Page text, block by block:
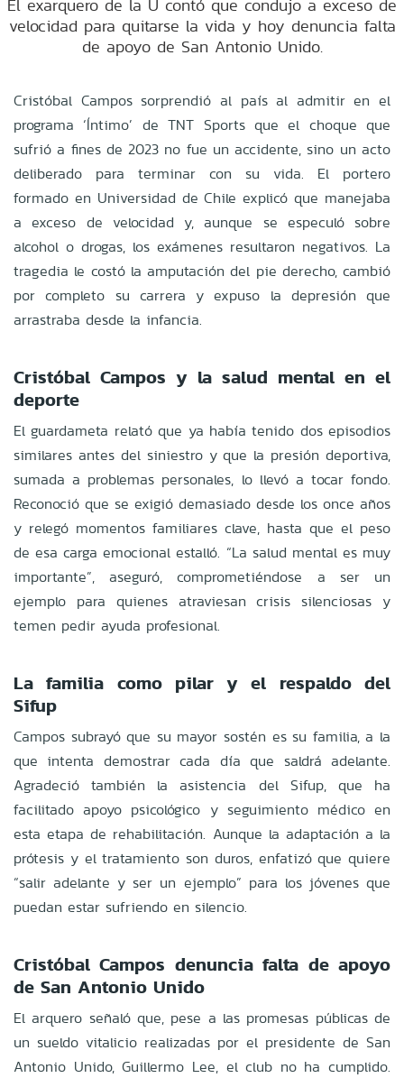
El exarquero de la U contó que condujo a exceso de
velocidad para quitarse la vida y hoy denuncia falta
de apoyo de San Antonio Unido.
Cristóbal Campos sorprendió al país al admitir en el
programa ‘Íntimo’ de TNT Sports que el choque que
sufrió a fines de 2023 no fue un accidente, sino un acto
deliberado para terminar con su vida. El portero
formado en Universidad de Chile explicó que manejaba
a exceso de velocidad y, aunque se especuló sobre
alcohol o drogas, los exámenes resultaron negativos. La
tragedia le costó la amputación del pie derecho, cambió
por completo su carrera y expuso la depresión que
arrastraba desde la infancia.
Cristóbal Campos y la salud mental en el
deporte
El guardameta relató que ya había tenido dos episodios
similares antes del siniestro y que la presión deportiva,
sumada a problemas personales, lo llevó a tocar fondo.
Reconoció que se exigió demasiado desde los once años
y relegó momentos familiares clave, hasta que el peso
de esa carga emocional estalló. “La salud mental es muy
importante”, aseguró, comprometiéndose a ser un
ejemplo para quienes atraviesan crisis silenciosas y
temen pedir ayuda profesional.
La familia como pilar y el respaldo del
Sifup
Campos subrayó que su mayor sostén es su familia, a la
que intenta demostrar cada día que saldrá adelante.
Agradeció también la asistencia del Sifup, que ha
facilitado apoyo psicológico y seguimiento médico en
esta etapa de rehabilitación. Aunque la adaptación a la
prótesis y el tratamiento son duros, enfatizó que quiere
“salir adelante y ser un ejemplo” para los jóvenes que
puedan estar sufriendo en silencio.
Cristóbal Campos denuncia falta de apoyo
de San Antonio Unido
El arquero señaló que, pese a las promesas públicas de
un sueldo vitalicio realizadas por el presidente de San
Antonio Unido, Guillermo Lee, el club no ha cumplido.